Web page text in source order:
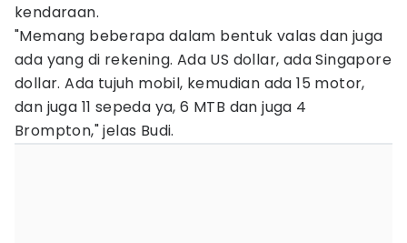
kendaraan.
"Memang beberapa dalam bentuk valas dan juga
ada yang di rekening. Ada US dollar, ada Singapore
dollar. Ada tujuh mobil, kemudian ada 15 motor,
dan juga 11 sepeda ya, 6 MTB dan juga 4
Brompton," jelas Budi.